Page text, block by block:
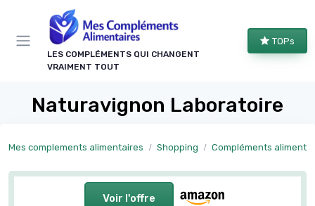
LES COMPLÉMENTS QUI CHANGENT
VRAIMENT TOUT
TOPs
Naturavignon Laboratoire
Mes complements alimentaires Shopping Compléments alimentaires articulations et
Voir l'offre
Panneau de gestion des cookies